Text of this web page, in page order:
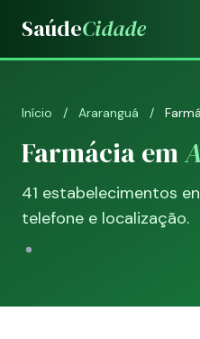
SaúdeCidade
Início / Araranguá /
Farmácia em
41 estabelecimentos
telefone e localização.